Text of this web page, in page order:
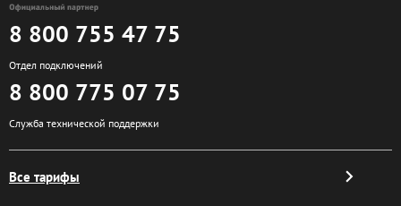
8 800 755 47 75
Отдел подключений
8 800 775 07 75
Служба технической поддержки
Все тарифы